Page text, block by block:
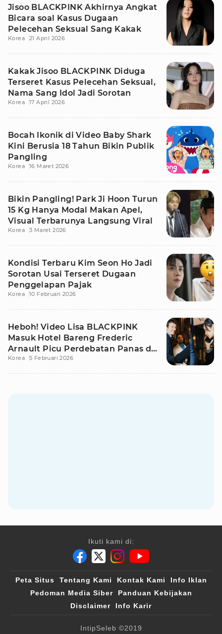
Jisoo BLACKPINK Akhirnya Angkat
Bicara soal Kasus Dugaan
Pelecehan Seksual Sang Kakak
Korea 21 April 2026
Kakak Jisoo BLACKPINK Diduga
Terseret Kasus Pelecehan Seksual,
Nama Sang Idol Jadi Sorotan
Korea 17 April 2026
Bocah Ikonik di Video Baby Shark
Kini Berusia 18 Tahun Bikin Publik
Pangling
Korea 16 Maret 2026
Bikin Pangling! Park Ji Hoon Turun
15 Kg Hanya Modal Makan Apel,
Visual Terbarunya Langsung Viral
Korea 3 Maret 2026
Kondisi Terbaru Kim Seon Ho Jadi
Sorotan Usai Terseret Dugaan
Penggelapan Pajak
Korea 10 Februari 2026
Heboh! Video Lisa BLACKPINK
Masuk Hotel Bareng Frederic
Arnault Picu Perdebatan Panas di
Medsos
Korea 5 Februari 2026
Ikuti kami di:
Peta Situs Tentang Kami Kontak Kami
Info Iklan
Pedoman Media Siber
Panduan Kebijakan
Disclaimer
Info Karir
IntipSeleb ©2019